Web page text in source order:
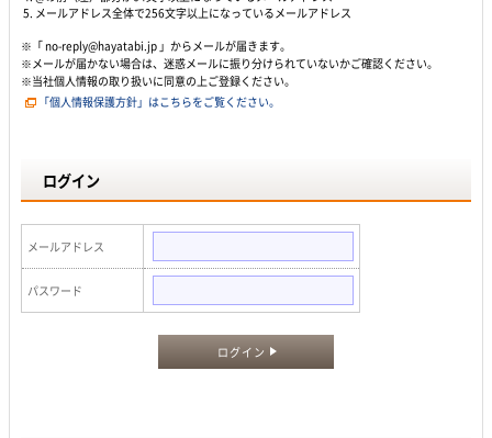
5. メールアドレス全体で256文字以上になっているメールアドレス
※「 no-reply@hayatabi.jp 」からメールが届きます。
※メールが届かない場合は、迷惑メールに振り分けられていないかご確認ください。
※当社個人情報の取り扱いに同意の上ご登録ください。
「個人情報保護方針」はこちらをご覧ください。
ログイン
メールアドレス
パスワード
ログイン